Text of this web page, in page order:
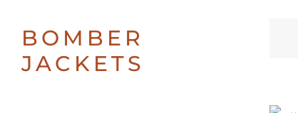
BOMBER
JACKETS